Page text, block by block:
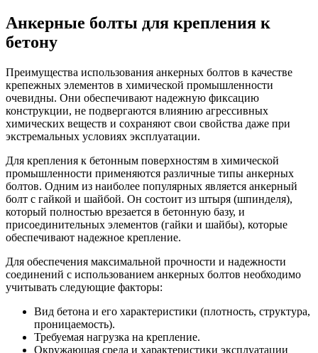
Анкерные болты для крепления к
бетону
Преимущества использования анкерных болтов в качестве
крепежных элементов в химической промышленности
очевидны. Они обеспечивают надежную фиксацию
конструкции, не подвергаются влиянию агрессивных
химических веществ и сохраняют свои свойства даже при
экстремальных условиях эксплуатации.
Для крепления к бетонным поверхностям в химической
промышленности применяются различные типы анкерных
болтов. Одним из наиболее популярных является анкерный
болт с гайкой и шайбой. Он состоит из штыря (шпинделя),
который полностью врезается в бетонную базу, и
присоединительных элементов (гайки и шайбы), которые
обеспечивают надежное крепление.
Для обеспечения максимальной прочности и надежности
соединений с использованием анкерных болтов необходимо
учитывать следующие факторы:
Вид бетона и его характеристики (плотность, структура,
проницаемость).
Требуемая нагрузка на крепление.
Окружающая среда и характеристики эксплуатации